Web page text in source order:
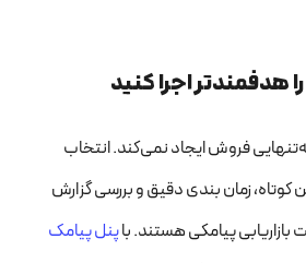
هدفمندتر اجرا کنید
فروش ایجاد نمی‌کند. انتخاب
زمان بندی دقیق و بررسی گزارش
پیامکی هستند. باپنل پیامک